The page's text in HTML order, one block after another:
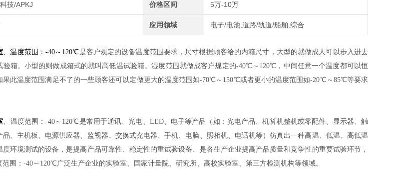
技/APKJ 价格区间 5万-10万
应用领域 电子/电池,道路/轨道/船舶,综合
、温度范围：-40～120℃是客户规定的设备温度范围要求，尺寸根据顾客给的内箱尺寸，大型的就做成人可以步入进去
验箱。小型的则做成箱式的就叫高低温试验箱。湿度范围就做成客户规定的-40℃～120℃，中间任意一个温度都可以恒
果此温度范围满足不了的一些顾客还可以定做更大的温度范围如-70℃～150℃或者更小的温度范围如-20℃～85℃等要求
、温度范围：-40～120℃是常用于通讯、光电、LED、电子等产品（如：光电产品、机算机整机或零配件、显示器、触
、主机板、电源供应器、监视器、交换式充电器、手机、电脑、照相机、电话机等）仿真出一种高温、低温、高低温
环境测试的设备，是提高产品可靠性、稳定性的重试验设备、是各生产企业提高产品质量和竞争性的重要试验环节，
围：-40～120℃广泛生产企业的实验室、国家计量院、研究所、高校实验室、第三方检测机构等领域。